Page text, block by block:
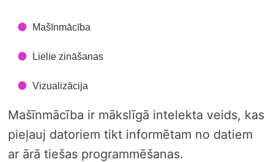
Mašīnmācība
Lielie zināšanas
Vizualizācija
Mašīnmācība ir mākslīgā intelekta veids, kas
pieļauj datoriem tikt informētam no datiem
ar ārā tiešas programmēšanas.